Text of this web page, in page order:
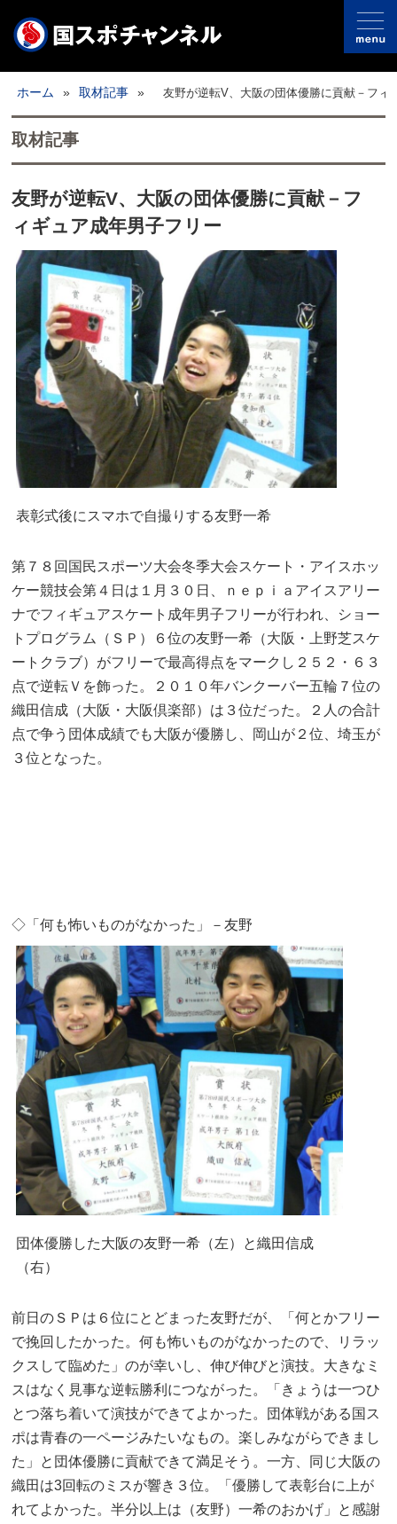
ライブ配信
競技別
取材記事
フォトギャラリー
開催地情報
公式SNS
お問い合わせ
推奨環境
ホーム » 取材記事 » 友野が逆転V、大阪の団体優勝に貢献－フィ
取材記事
友野が逆転V、大阪の団体優勝に貢献－フ
ィギュア成年男子フリー
表彰式後にスマホで自撮りする友野一希
第７８回国民スポーツ大会冬季大会スケート・アイスホッ
ケー競技会第４日は１月３０日、ｎｅｐｉａアイスアリー
ナでフィギュアスケート成年男子フリーが行われ、ショー
トプログラム（ＳＰ）６位の友野一希（大阪・上野芝スケ
ートクラブ）がフリーで最高得点をマークし２５２・６３
点で逆転Ｖを飾った。２０１０年バンクーバー五輪７位の
織田信成（大阪・大阪倶楽部）は３位だった。２人の合計
点で争う団体成績でも大阪が優勝し、岡山が２位、埼玉が
３位となった。
◇「何も怖いものがなかった」－友野
団体優勝した大阪の友野一希（左）と織田信成
（右）
前日のＳＰは６位にとどまった友野だが、「何とかフリー
で挽回したかった。何も怖いものがなかったので、リラッ
クスして臨めた」のが幸いし、伸び伸びと演技。大きなミ
スはなく見事な逆転勝利につながった。「きょうは一つひ
とつ落ち着いて演技ができてよかった。団体戦がある国ス
ポは青春の一ページみたいなもの。楽しみながらできまし
た」と団体優勝に貢献できて満足そう。一方、同じ大阪の
織田は3回転のミスが響き３位。「優勝して表彰台に上が
れてよかった。半分以上は（友野）一希のおかげ」と感謝